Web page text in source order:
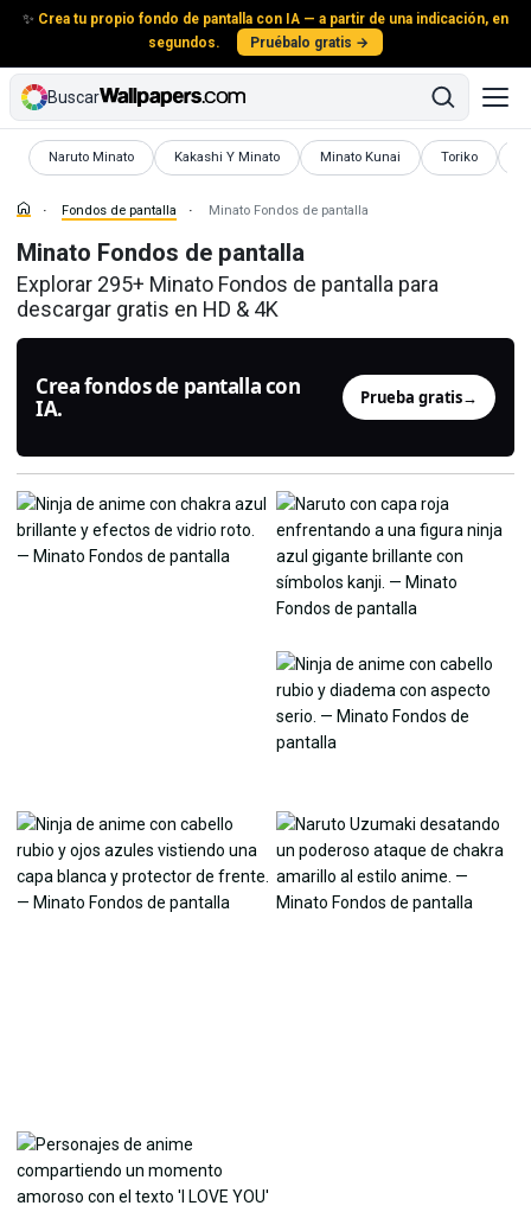
✨ Crea tu propio fondo de pantalla con IA — a partir de una indicación, en
segundos.
Pruébalo gratis →
Buscar
Naruto Minato
Fondos de pantalla Kakashi Y Minato
Fondos de pantalla Minato Kunai
Fondos de pantalla Toriko
Fondos de
Fondos de pantalla Minato Fondos de pantalla
Minato Fondos de pantalla
Explorar 295+ Minato Fondos de pantalla para
descargar gratis en HD & 4K
Crea fondos de pantalla con
IA.
Prueba gratis→